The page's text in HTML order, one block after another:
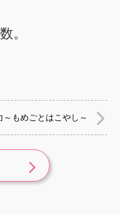
。
～もめごとはこやし～